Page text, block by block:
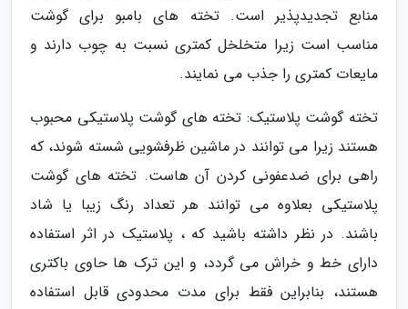
منابع تجدیدپذیر است. تخته های بامبو برای گوشت
مناسب است زیرا متخلخل کمتری نسبت به چوب دارند و
مایعات کمتری را جذب می نمایند.
تخته گوشت پلاستیک: تخته های گوشت پلاستیکی محبوب
هستند زیرا می توانند در ماشین ظرفشویی شسته شوند، که
راهی برای ضدعفونی کردن آن هاست. تخته های گوشت
پلاستیکی بعلاوه می توانند هر تعداد رنگ زیبا یا شاد
باشند. در نظر داشته باشید که ، پلاستیک در اثر استفاده
دارای خط و خراش می گردد، و این ترک ها حاوی باکتری
هستند، بنابراین فقط برای مدت محدودی قابل استفاده